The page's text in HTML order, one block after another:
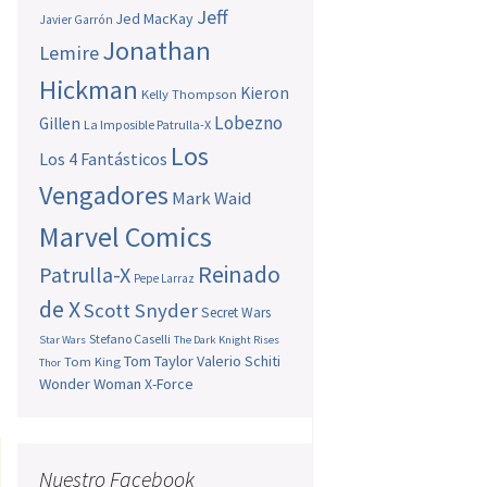
Javier Garrón Jed MacKay Jeff
LemireJonathan
Hickman Kelly Thompson Kieron
Gillen La Imposible Patrulla-X Lobezno
Los 4 Fantásticos Los
Vengadores Mark Waid
Marvel Comics
Patrulla-X Pepe Larraz Reinado
de XScott SnyderSecret Wars
Star Wars Stefano Caselli The Dark Knight Rises
Thor Tom King Tom TaylorValerio Schiti
Wonder Woman X-Force
Nuestro Facebook